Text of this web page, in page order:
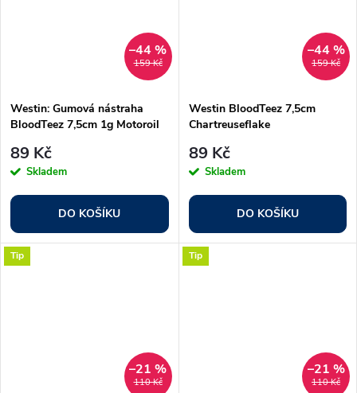
159 Kč
–44 %
Westin: Gumová nástraha
BloodTeez 7,5cm 1g Motoroil
89 Kč
Skladem
DO KOŠÍKU
159 Kč
–44 %
Westin BloodTeez 7,5cm
Chartreuseflake
89 Kč
Skladem
DO KOŠÍKU
Tip
110 Kč
–21 %
Tip
110 Kč
–21 %